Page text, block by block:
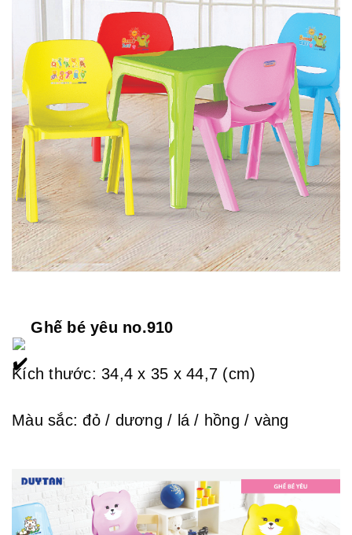
Ghế bé yêu no.910
Kích thước: 34,4 x 35 x 44,7 (cm)
Màu sắc: đỏ / dương / lá / hồng / vàng